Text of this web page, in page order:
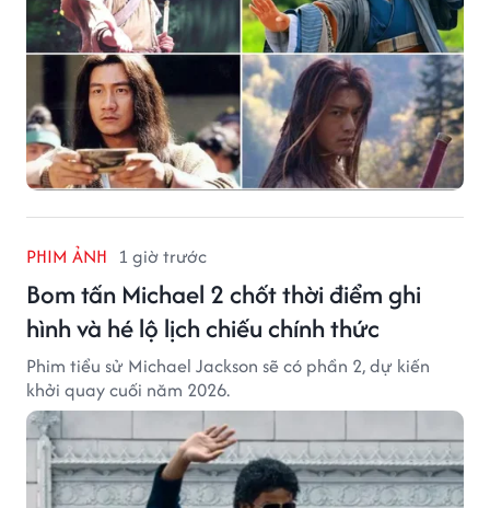
PHIM ẢNH 1 giờ trước
Bom tấn Michael 2 chốt thời điểm ghi
hình và hé lộ lịch chiếu chính thức
Phim tiểu sử Michael Jackson sẽ có phần 2, dự kiến
khởi quay cuối năm 2026.